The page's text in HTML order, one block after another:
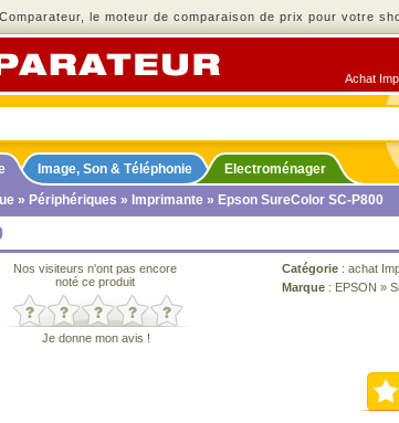
le moteur de comparaison de prix pour votre
Achat
Image, Son & Téléphonie
Electroménager
» Périphériques » Imprimante » Epson SureColor SC-P800
Nos visiteurs n'ont pas encore
noté ce produit
Je donne mon avis !
Catégorie : achat
Marque : EPSON »